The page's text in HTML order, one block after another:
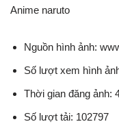
Anime naruto
Nguồn hình ảnh:
Số lượt xem hình
Thời gian đăng ảnh:
Số lượt tải: 102797